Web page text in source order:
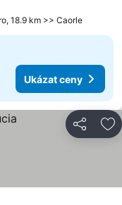
18.9 km >> Caorle
Ukázat ceny
Sdílet